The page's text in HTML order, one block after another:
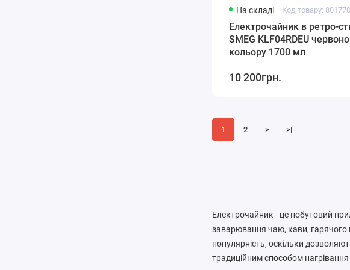
На складі Код товару:
Електрочайник в ретро-
SMEG KLF04RDEU
кольору 1700 мл
10 200грн.
1 2 > >|
Електрочайник - це побутовий
заварювання чаю, кави, гарячого
популярність, оскільки
традиційним способом нагрівання